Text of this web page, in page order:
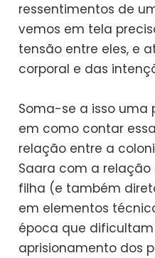
ressentimentos de
vemos em tela
tensão entre eles, e
corporal e das
Soma-se a isso
em como contar
relação entre a
Saara com a
filha (e também
em elementos
época que
aprisionamento dos